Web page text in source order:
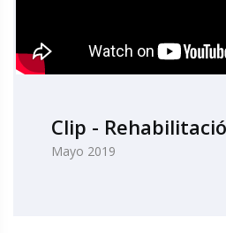
Clip -
Mayo 2019